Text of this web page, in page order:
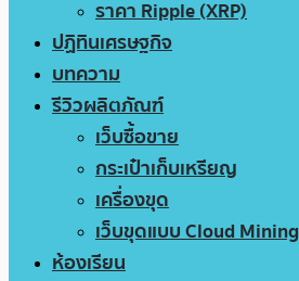
ราคา Ripple (XRP)
ปฏิทินเศรษฐกิจ
บทความ
รีวิวผลิตภัณฑ์
เว็บซื้อขาย
กระเป๋าเก็บเหรียญ
เครื่องขุด
เว็บขุดแบบ Cloud Mining
ห้องเรียน